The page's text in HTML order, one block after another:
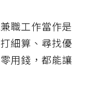
職工作當作是
細算、尋找優
用錢，都能讓